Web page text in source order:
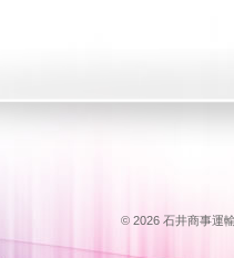
© 2026 石井商事運